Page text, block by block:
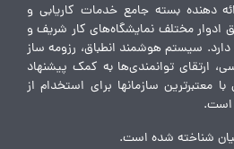
دهنده بسته جامع خدمات کاریابی و
ادوار مختلف نمایشگاه‌های کار شریف و
دارد. سیستم هوشمند انطباق، رزومه ساز
ارتقای توانمندی‌ها به کمک پیشنهاد
معتبرترین سازمانها برای استخدام از
است.
شناخته شده است.